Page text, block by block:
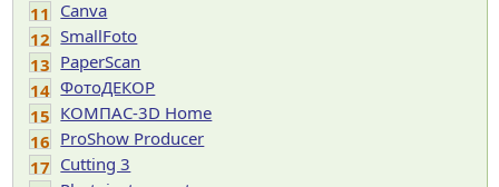
11 Canva
12 SmallFoto
13 PaperScan
14 ФотоДЕКОР
15 КОМПАС-3D Home
16 ProShow Producer
17 Cutting 3